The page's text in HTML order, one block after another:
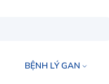
BỆNH LÝ GAN